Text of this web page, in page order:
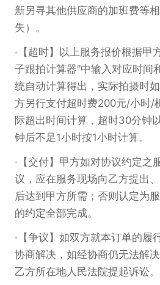
新另寻其他供应商的加班费等
失）。
【超时】以上服务报价根据甲
子跟拍计算器”中输入对应时间
统自动计算得出，实际拍摄时
方另行支付超时费200元/小时/
际超出时间计算，超时30分钟
钟后不足1小时按1小时计算。
【交付】甲方如对协议约定之
议，应在服务现场向乙方提出
后达到甲方所需；否则认定为
的约定全部完成。
【争议】如双方就本订单的履
协商解决，如经协商仍无法解
乙方所在地人民法院提起诉讼。